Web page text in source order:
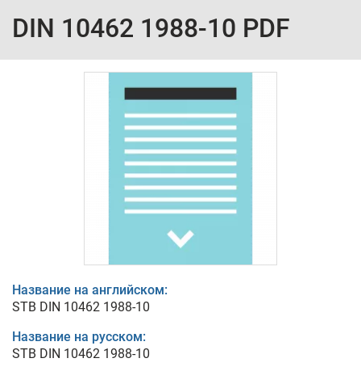
DIN 10462 1988-10 PDF
Название на английском:
STB DIN 10462 1988-10
Название на русском:
STB DIN 10462 1988-10